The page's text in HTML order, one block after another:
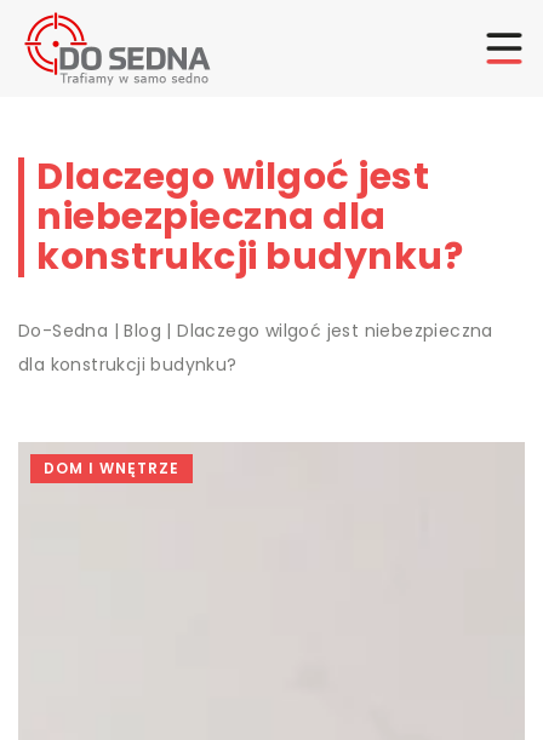
Dlaczego wilgoć jest
niebezpieczna dla
konstrukcji budynku?
Do-Sedna |Blog |Dlaczego wilgoć jest niebezpieczna
dla konstrukcji budynku?
DOM I WNĘTRZE